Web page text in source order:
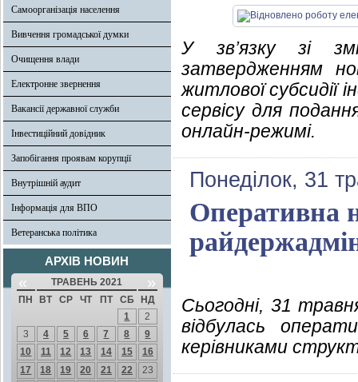
Самоорганізація населення
Вивчення громадської думки
Очищення влади
Електронне звернення
Вакансії державної служби
Інвестиційний довідник
Запобігання проявам корупції
Внутрішній аудит
Інформація для ВПО
Ветеранська політика
АРХІВ НОВИН
« ТРАВЕНЬ 2021 »
ПН ВТ СР ЧТ ПТ СБ
НД
1
2
3
4 5 6 7 8
9
10
11 12 13 14 15
16
17
18 19 20 21 22
23
У зв’язку зі
затвердженням
житлової субсидії
сервісу для
онлайн-режимі.
Понеділок, 31
Оперативна
Сьогодні, 31
відбулась
керівниками